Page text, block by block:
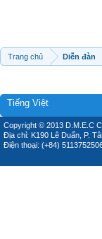
Trang chủ Diễn đàn
Tiếng Việt
Copyright © 2013 D.M.E.C
Địa chỉ: K190 Lê Duẩn, P.
Điện thoại: (+84)